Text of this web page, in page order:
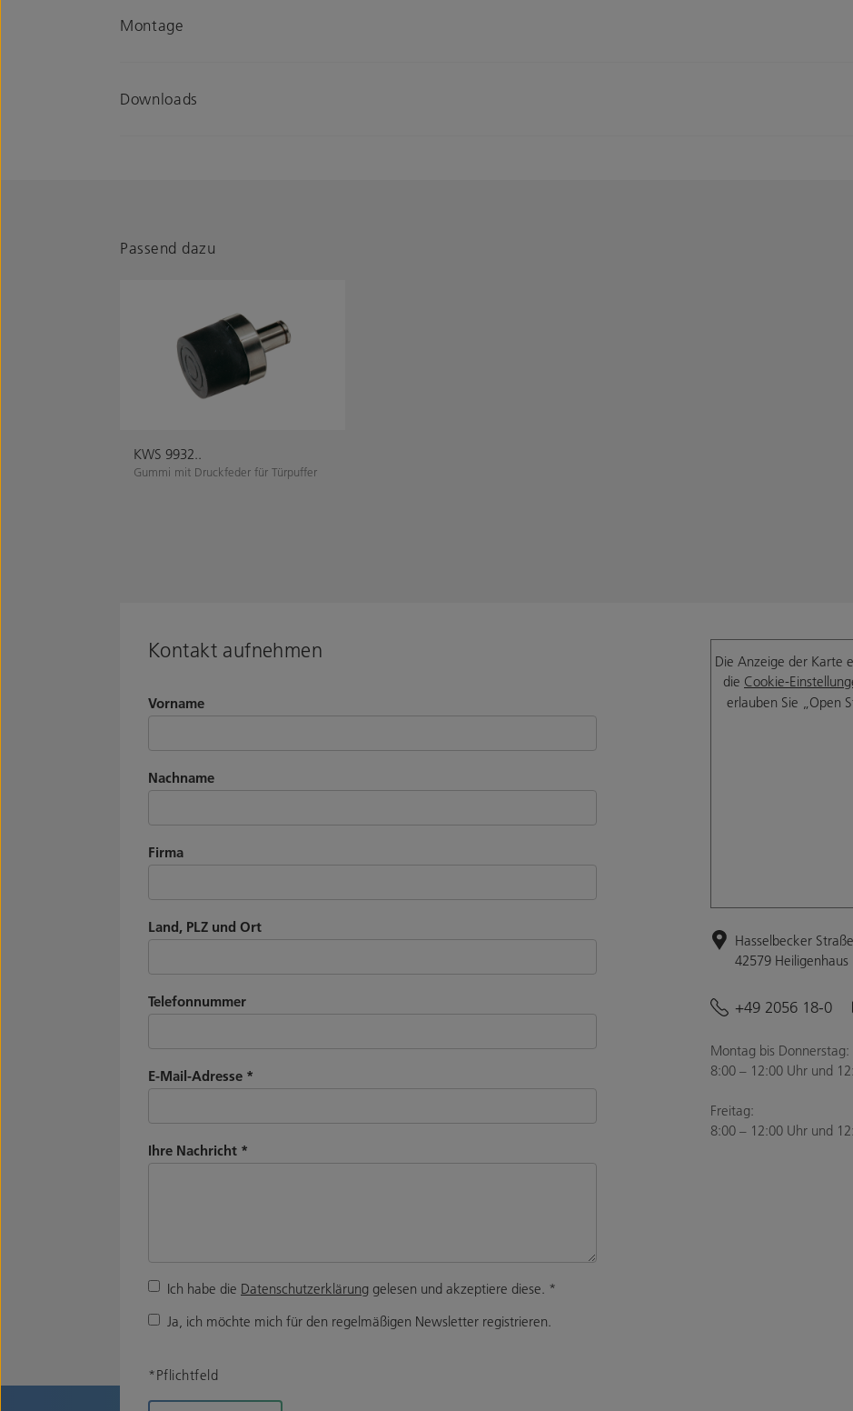
Montage
Downloads
Passend dazu
KWS 9932..
Gummi mit Druckfeder für Türpuffer
Kontakt aufnehmen
Vorname
Nachname
Firma
Land, PLZ und Ort
Telefonnummer
E-Mail-Adresse *
Ihre Nachricht *
Ich habe die Datenschutzerklärung gelesen und akzeptiere diese. *
Ja, ich möchte mich für den regelmäßigen Newsletter registrieren.
*Pflichtfeld
Die Anzeige der Karte
die Cookie-
erlauben Sie „Open
Hasselbecker
42579 Heiligenhaus
+49 2056 18-0
Montag bis Donnerstag:
8:00 – 12:00 Uhr und
Freitag:
8:00 – 12:00 Uhr und